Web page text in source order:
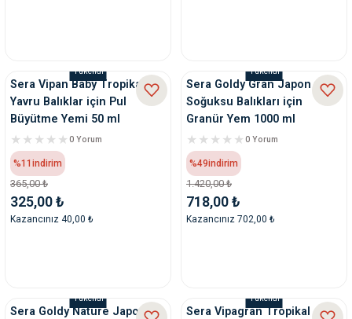
Tükendi
Sera Vipan Baby Tropikal
Yavru Balıklar için Pul
Büyütme Yemi 50 ml
0 Yorum
%11 indirim
365,00 ₺
325,00 ₺
Kazancınız 40,00 ₺
Tükendi
Sera Goldy Gran Japon ve
Soğuksu Balıkları için
Granür Yem 1000 ml
0 Yorum
%49indirim
1.420,00 ₺
718,00 ₺
Kazancınız 702,00 ₺
Tükendi
Sera Goldy Nature Japon
Tükendi
Sera Vipagran Tropikal